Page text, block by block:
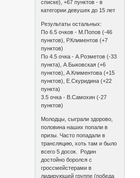
списке), +67 пунктов - в
категории девушек до 15 лет
Результаты остальных:
По 6.5 очков - М.Попов (-46
пунктов), Р.Климентов (+7
пунктов)
По 4.5 очка - А.Розметов (-33
пункта), А.Быковская (+6
пунктов), А.Климентова (+15
пунктов), Е.Скуридина (+22
пункта)
3.5 очка - В.Самохин (-27
пунктов)
Молодцы, сыграли здорово,
половина наших попали в
призы. Часто попадали в
трансляцию, хоть там и было
всего 5 досок. Родин
достойно боролся с
гроссмейстерами в
лидирующей группе (победа